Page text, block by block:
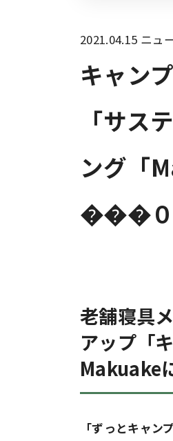
2021.04.15 ニュ
キャン
「サス
ング「
���０
老舗寝具
アップ「
Makuake
「ずっとキャ